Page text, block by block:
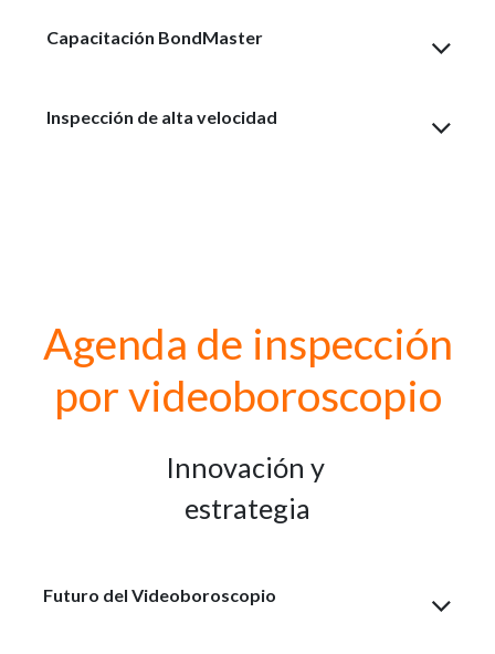
Capacitación BondMaster
Inspección de alta velocidad
Agenda de inspección
por videoboroscopio
Innovación y
estrategia
Futuro del Videoboroscopio